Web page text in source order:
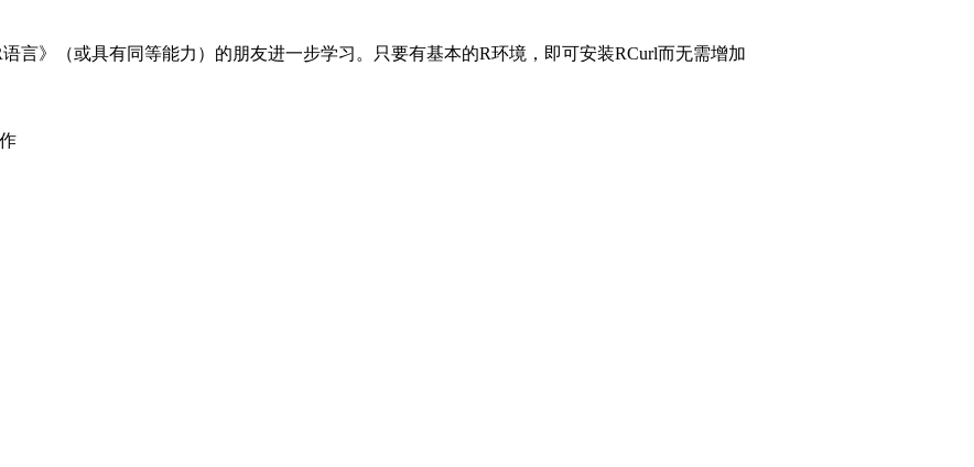
言》（或具有同等能力）的朋友进一步学习。只要有基本的R环境，即可安装RCurl而无需增加